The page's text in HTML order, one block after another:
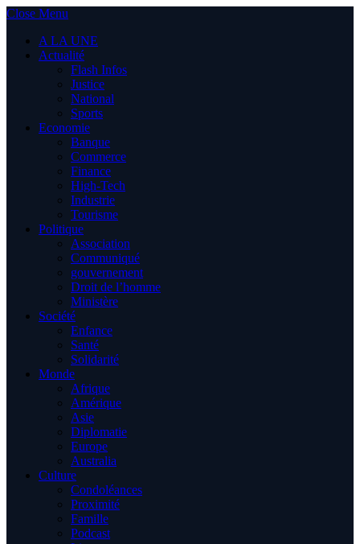
Close Menu
A LA UNE
Actualité
Flash Infos
Justice
National
Sports
Economie
Banque
Commerce
Finance
High-Tech
Industrie
Tourisme
Politique
Association
Communiqué
gouvernement
Droit de l’homme
Ministère
Société
Enfance
Santé
Solidarité
Monde
Afrique
Amérique
Asie
Diplomatie
Europe
Australia
Culture
Condoléances
Proximité
Famille
Podcast